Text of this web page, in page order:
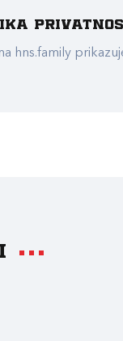
hns.family